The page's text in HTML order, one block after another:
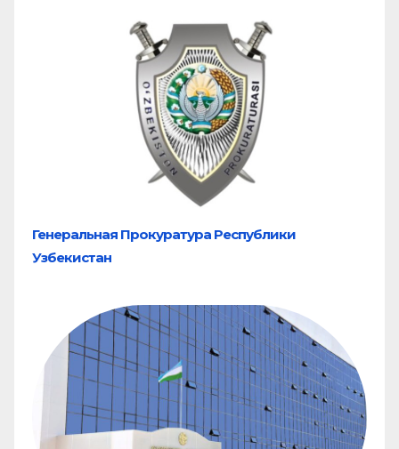
Генеральная Прокуратура Республики
Узбекистан